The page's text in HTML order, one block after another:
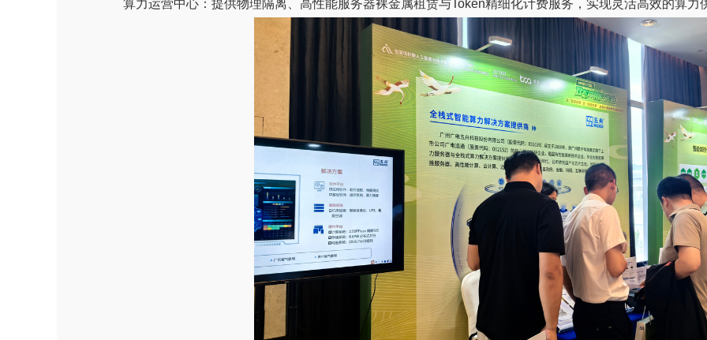
算力运营中心：提供物理隔离、高性能服务器裸金属租赁与Token精细化计费服务，实现灵活高效的算力